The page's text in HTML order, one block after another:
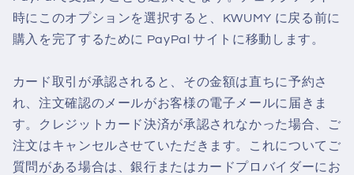
時にこのオプションを選択すると、KWUMY に戻る前に
購入を完了するために PayPal サイトに移動します。
カード取引が承認されると、その金額は直ちに予約さ
れ、注文確認のメールがお客様の電子メールに届きま
す。クレジットカード決済が承認されなかった場合、ご
注文はキャンセルさせていただきます。これについてご
質問がある場合は、銀行またはカードプロバイダーにお